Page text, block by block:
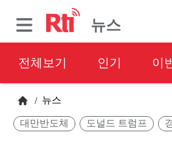
뉴스
전체보기 인기 이
/ 뉴스
대만반도체 도널드 트럼프